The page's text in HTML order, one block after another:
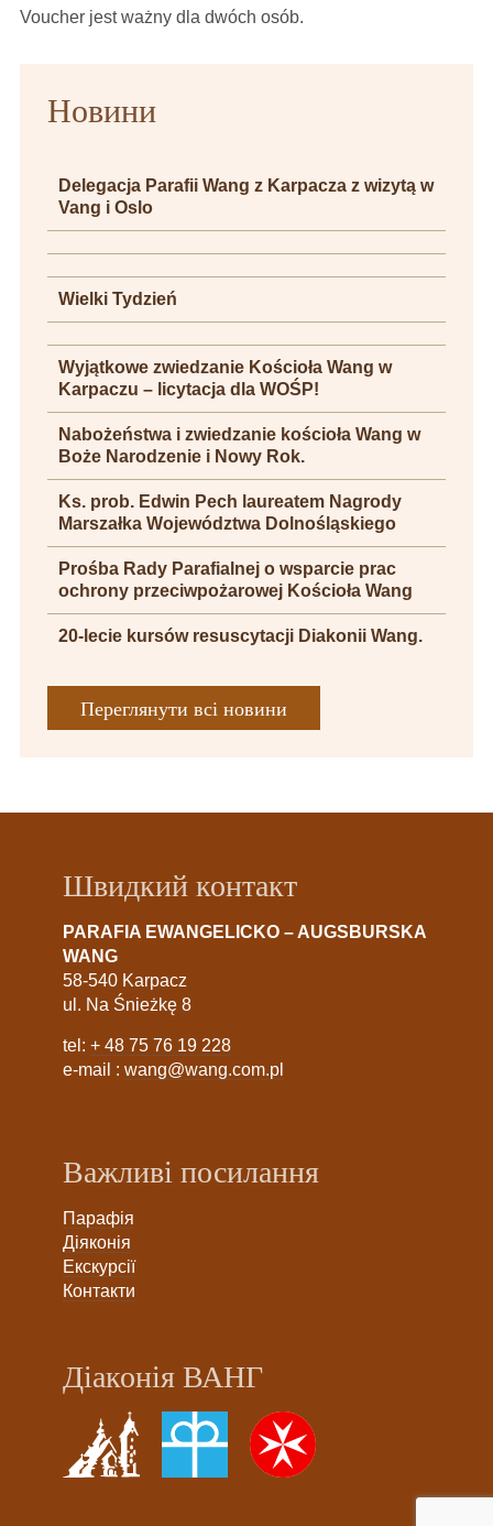
Voucher jest ważny dla dwóch osób.
Новини
Delegacja Parafii Wang z Karpacza z wizytą w
Vang i Oslo
Wielki Tydzień
Wyjątkowe zwiedzanie Kościoła Wang w
Karpaczu – licytacja dla WOŚP!
Nabożeństwa i zwiedzanie kościoła Wang w
Boże Narodzenie i Nowy Rok.
Ks. prob. Edwin Pech laureatem Nagrody
Marszałka Województwa Dolnośląskiego
Prośba Rady Parafialnej o wsparcie prac
ochrony przeciwpożarowej Kościoła Wang
20-lecie kursów resuscytacji Diakonii Wang.
Переглянути всі новини
Швидкий контакт
PARAFIA EWANGELICKO – AUGSBURSKA
WANG
58-540 Karpacz
ul. Na Śnieżkę 8
tel: + 48 75 76 19 228
e-mail : wang@wang.com.pl
Важливі посилання
Парафія
Діяконія
Екскурсії
Контакти
Діаконія ВАНГ